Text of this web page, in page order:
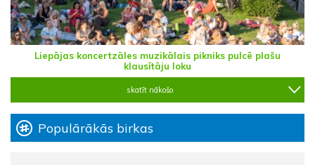
Liepājas koncertzāles muzikālais pikniks pulcē plašu
klausītāju loku
skatīt nākošo
Populārākās birkas